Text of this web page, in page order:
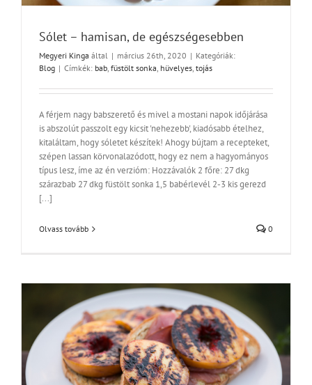
Sólet – hamisan, de egészségesebben
Megyeri Kinga által | március 26th, 2020 | Kategóriák:
Blog | Címkék: bab, füstölt sonka, hüvelyes, tojás
A férjem nagy babszerető és mivel a mostani napok időjárása
is abszolút passzolt egy kicsit 'nehezebb', kiadósabb ételhez,
kitaláltam, hogy sóletet készítek! Ahogy bújtam a recepteket,
szépen lassan körvonalazódott, hogy ez nem a hagyományos
típus lesz, íme az én verzióm: Hozzávalók 2 főre: 27 dkg
szárazbab 27 dkg füstölt sonka 1,5 babérlevél 2-3 kis gerezd
[...]
Olvass tovább 0